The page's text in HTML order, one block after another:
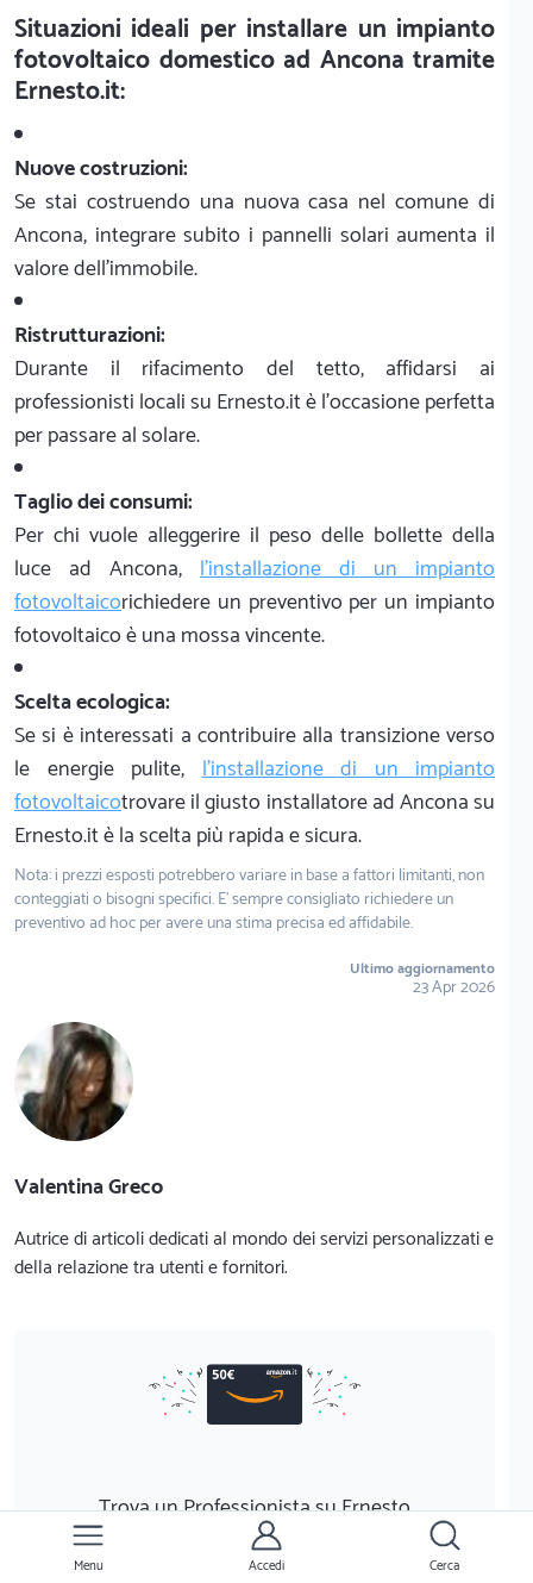
Situazioni ideali per installare un impianto
fotovoltaico domestico ad Ancona tramite
Ernesto.it:
Nuove costruzioni:
Se stai costruendo una nuova casa nel comune di
Ancona, integrare subito i pannelli solari aumenta il
valore dell'immobile.
Ristrutturazioni:
Durante il rifacimento del tetto, affidarsi ai
professionisti locali su Ernesto.it è l'occasione perfetta
per passare al solare.
Taglio dei consumi:
Per chi vuole alleggerire il peso delle bollette della
luce ad Ancona, l'installazione di un impianto
fotovoltaicorichiedere un preventivo per un impianto
fotovoltaico è una mossa vincente.
Scelta ecologica:
Se si è interessati a contribuire alla transizione verso
le energie pulite,l'installazione di un impianto
fotovoltaicotrovare il giusto installatore ad Ancona su
Ernesto.it è la scelta più rapida e sicura.
Nota: i prezzi esposti potrebbero variare in base a fattori limitanti, non
conteggiati o bisogni specifici. E' sempre consigliato richiedere un
preventivo ad hoc per avere una stima precisa ed affidabile.
Ultimo aggiornamento
23 Apr 2026
Valentina Greco
Autrice di articoli dedicati al mondo dei servizi personalizzati e
della relazione tra utenti e fornitori.
Trova un Professionista su Ernesto
È gratis
50€in Buono Amazon
Menu Accedi Cerca